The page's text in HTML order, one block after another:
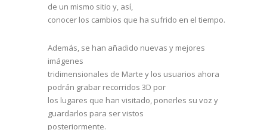
de un mismo sitio y, así,
conocer los cambios que ha sufrido en el tiempo.
Además, se han añadido nuevas y mejores
imágenes
tridimensionales de Marte y los usuarios ahora
podrán grabar recorridos 3D por
los lugares que han visitado, ponerles su voz y
guardarlos para ser vistos
posteriormente.